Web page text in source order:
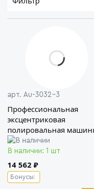
арт. Au-3032-3
Профессиональная
эксцентриковая
полировальная
AuTech
В наличии: 1 шт
14 562 ₽
Бонусы: